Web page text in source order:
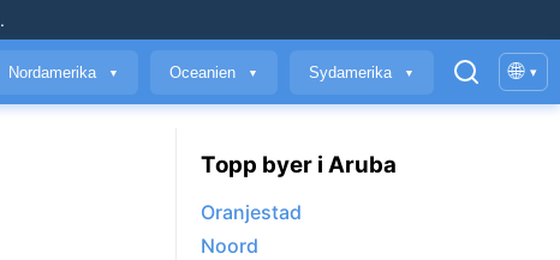
.
Nordamerika ▼ Oceanien ▼ Sydamerika ▼ 🌐 ▾
Topp byer i Aruba
Oranjestad
Noord